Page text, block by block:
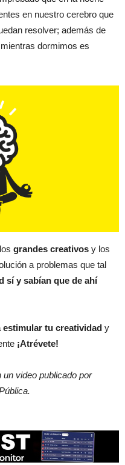
en nuestro cerebro que
resolver; además de
dormimos es
grandes creativos y los
a problemas que tal
sí y sabían que de ahí
estimular tu creatividad y
¡Atrévete!
video publicado por